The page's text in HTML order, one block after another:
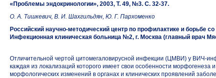
«Проблемы эндокринологии», 2003, Т. 49, №3. С. 32-37.
О. А. Тишкевич, В. И. Шахгильдян, Ю. Г. Пархоменко
Российский научно-методический центр по профилактике и
Инфекционная клиническая больница №2, г. Москва (главный врач
Отличительной чертой цитомегаловирусной инфекции (ЦМВИ) у ВИЧ-
каждая из локализаций которого имеет свои особенности
морфологических изменений в органах и клинических проявлений